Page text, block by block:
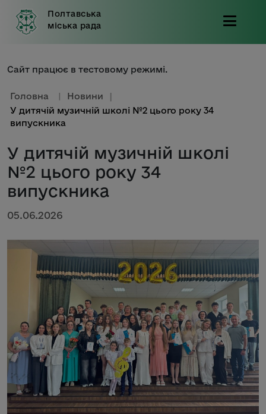
Полтавська
міська рада
Сайт працює в тестовому режимі.
Головна | Новини |
У дитячій музичній школі №2 цього року 34
випускника
У дитячій музичній школі
№2 цього року 34
випускника
05.06.2026